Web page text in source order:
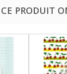
PRODUIT